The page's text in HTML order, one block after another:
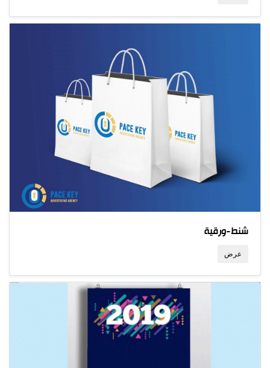
شنط-ورقية
عرض